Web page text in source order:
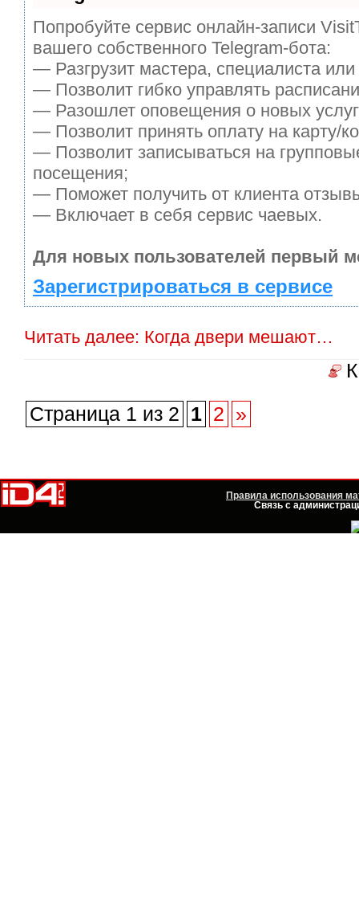
Попробуйте сервис онлайн-записи
вашего собственного Telegram-бота:
— Разгрузит мастера, специалиста
— Позволит гибко управлять
— Разошлет оповещения о новых
— Позволит принять оплату на карту/
— Позволит записываться на
посещения;
— Поможет получить от клиента
— Включает в себя сервис чаевых.
Для новых пользователей первый
Зарегистрироваться в сервисе
Читать далее: Когда двери мешают…
Страница 1 из 2 1 2 »
Правила использования
Связь с